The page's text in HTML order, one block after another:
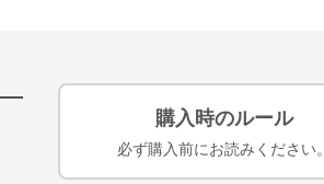
購入時のルール
必ず購入前にお読みください。